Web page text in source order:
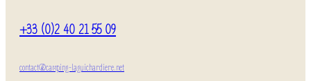
+33 (0)2 40 21 55 09
contact@camping-laguichardiere.net